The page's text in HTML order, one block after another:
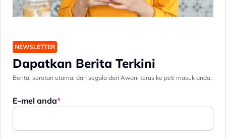
NEWSLETTER
Dapatkan Berita Terkini
Berita, sorotan utama, dan segala dari Awani terus ke peti masuk anda.
E-mel anda